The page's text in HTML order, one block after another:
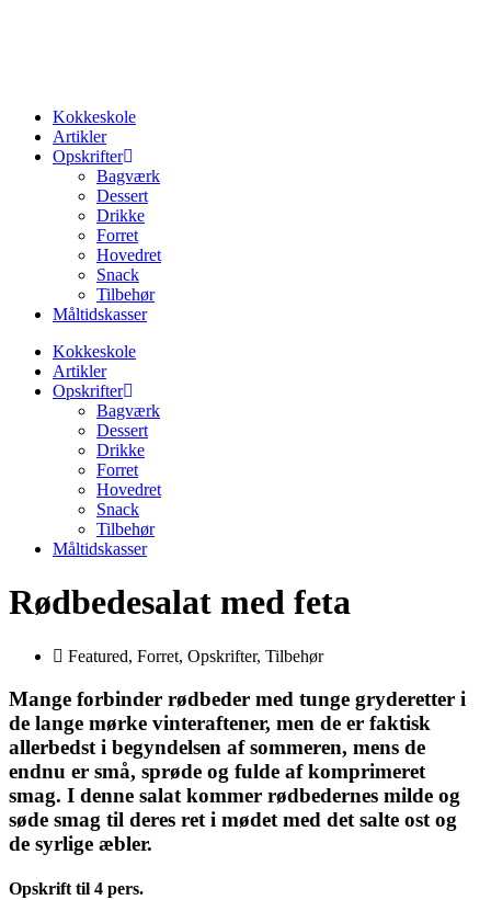
Kokkeskole
Artikler
Opskrifter
Bagværk
Dessert
Drikke
Forret
Hovedret
Snack
Tilbehør
Måltidskasser
Kokkeskole
Artikler
Opskrifter
Bagværk
Dessert
Drikke
Forret
Hovedret
Snack
Tilbehør
Måltidskasser
Rødbedesalat med feta
Featured, Forret, Opskrifter, Tilbehør
Mange forbinder rødbeder med tunge gryderetter i
de lange mørke vinteraftener, men de er faktisk
allerbedst i begyndelsen af sommeren, mens de
endnu er små, sprøde og fulde af komprimeret
smag. I denne salat kommer rødbedernes milde og
søde smag til deres ret i mødet med det salte ost og
de syrlige æbler.
Opskrift til 4 pers.